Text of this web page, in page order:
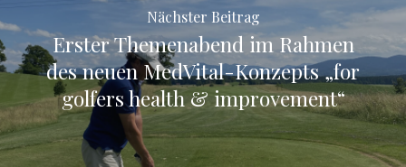
Nächster Beitrag
Erster Themenabend im Rahmen
des neuen MedVital-Konzepts „for
golfers health & improvement“